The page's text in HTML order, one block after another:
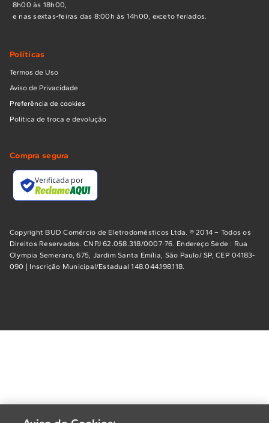
8h00 às 18h00,
e nas sextas-feiras das 8:00h às 14h00, exceto feriados.
Políticas
Termos de Uso
Aviso de Privacidade
Preferência de cookies
Política de troca e devolução
Compra segura
Verificada por
Copyright BUD Comércio de Eletrodomésticos Ltda. ® 2014 – Todos os
Direitos Reservados. CNPJ 62.058.318/0007-76. Endereço Sede : Rua
Olympia Semeraro, 675, Jardim Santa Emília, São Paulo/ SP, CEP 04183-
090 | Inscrição Municipal/Estadual 148.044.198.118.